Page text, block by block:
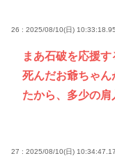
26 : 2025/08/10(日) 10:33:18.95
まあ石破を応援
死んだお爺ちゃ
たから、多少の肩
27 : 2025/08/10(日) 10:34:47.17